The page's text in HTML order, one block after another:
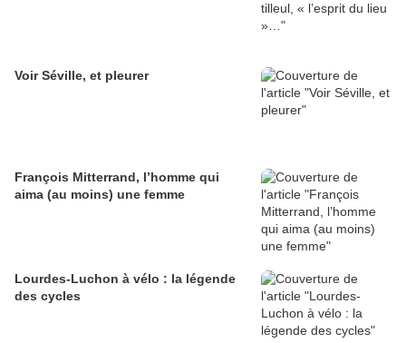
Voir Séville, et pleurer
François Mitterrand, l’homme qui
aima (au moins) une femme
Lourdes-Luchon à vélo : la légende
des cycles